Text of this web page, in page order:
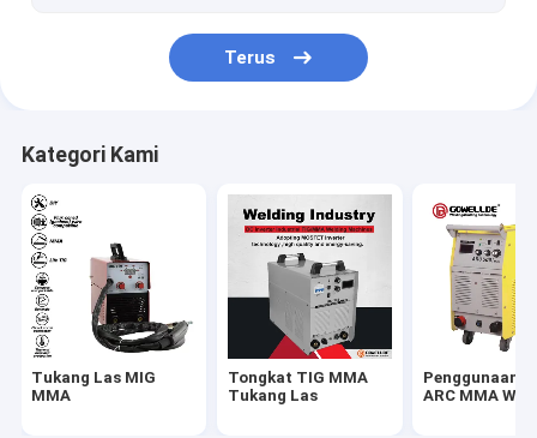
Tukang Las ARC Mini
Suku Cadang Obor
Helm Pengelasan Self Darkening
Tukang las laser serat
mesin pemotong cnc
Terus
Kategori Kami
Tukang Las MIG
MMA
Tongkat TIG MMA
Tukang Las
Penggunaan
ARC MMA